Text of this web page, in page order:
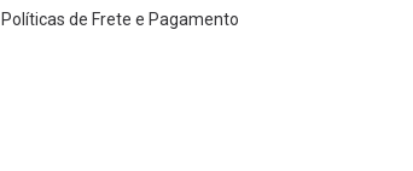
Políticas de Frete e Pagamento